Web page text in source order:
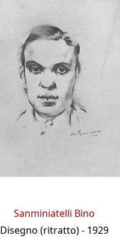
Sanminiatelli Bino
Disegno (ritratto)- 1929